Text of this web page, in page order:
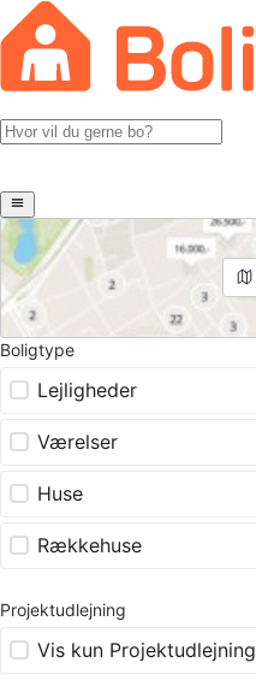
Boligtype
Lejligheder
Værelser
Huse
Rækkehuse
Projektudlejning
Vis kun Projektudlejning